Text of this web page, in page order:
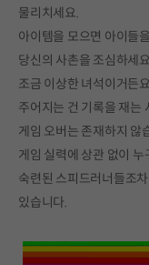
물리치세요.
아이템을 모으면 아이들
당신의 사촌을 조심하세
조금 이상한 녀석이거든요.
주어지는 건 기록을 재는
게임 오버는 존재하지 않
게임 실력에 상관 없이
숙련된 스피드러너들조
있습니다.